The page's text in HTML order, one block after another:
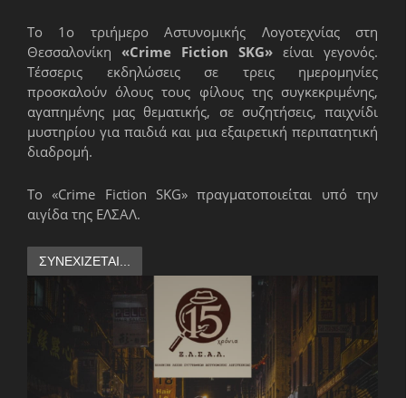
Το 1ο τριήμερο Αστυνομικής Λογοτεχνίας στη
Θεσσαλονίκη «Crime Fiction SKG» είναι γεγονός.
Τέσσερις εκδηλώσεις σε τρεις ημερομηνίες
προσκαλούν όλους τους φίλους της συγκεκριμένης,
αγαπημένης μας θεματικής, σε συζητήσεις, παιχνίδι
μυστηρίου για παιδιά και μια εξαιρετική περιπατητική
διαδρομή.
Το «Crime Fiction SKG» πραγματοποιείται υπό την
αιγίδα της ΕΛΣΑΛ.
ΣΥΝΕΧΊΖΕΤΑΙ...